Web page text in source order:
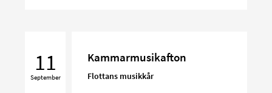
11
September
Kammarmusikafton
Flottans musikkår